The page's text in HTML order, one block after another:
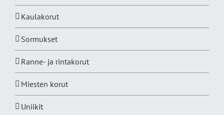
Kaulakorut
Sormukset
Ranne- ja rintakorut
Miesten korut
Uniikit